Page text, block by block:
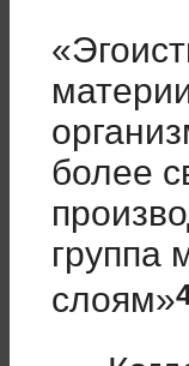
более
группа
слоям»